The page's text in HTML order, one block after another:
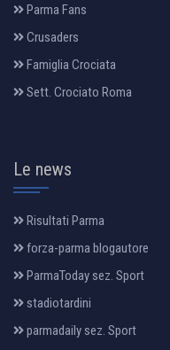
Parma Fans
Crusaders
Famiglia Crociata
Sett. Crociato Roma
Le news
Risultati Parma
forza-parma blogautore
ParmaToday sez. Sport
stadiotardini
parmadaily sez. Sport